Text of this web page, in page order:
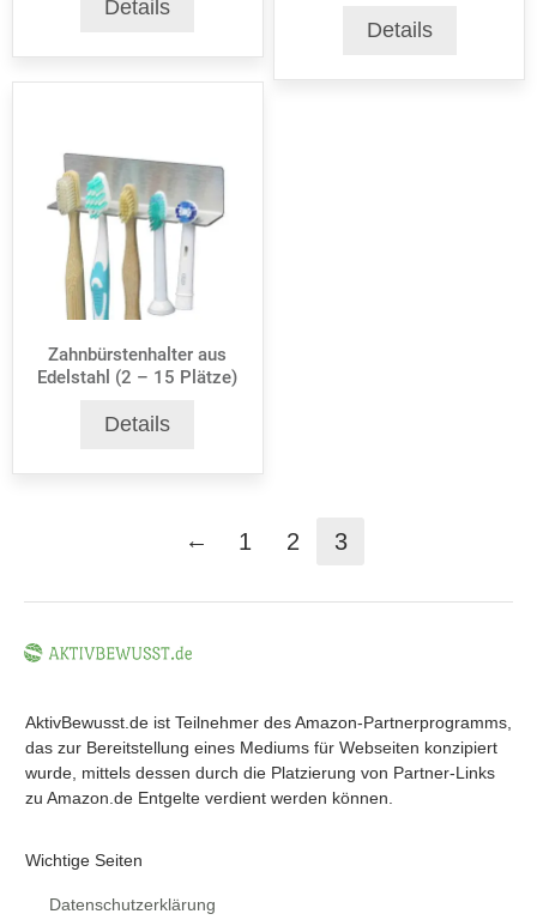
Details
Details
Zahnbürstenhalter aus
Edelstahl (2 – 15 Plätze)
Details
← 1 2 3
AktivBewusst.de ist Teilnehmer des Amazon-Partnerprogramms,
das zur Bereitstellung eines Mediums für Webseiten konzipiert
wurde, mittels dessen durch die Platzierung von Partner-Links
zu Amazon.de Entgelte verdient werden können.
Wichtige Seiten
Datenschutzerklärung